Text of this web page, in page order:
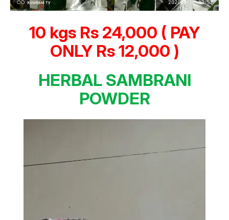
10 kgs Rs 24,000 ( PAY
ONLY Rs 12,000 )
HERBAL SAMBRANI
POWDER